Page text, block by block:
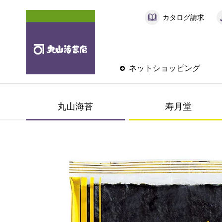
カタログ請求
ネットショッピング
丸山海苔 寿月堂